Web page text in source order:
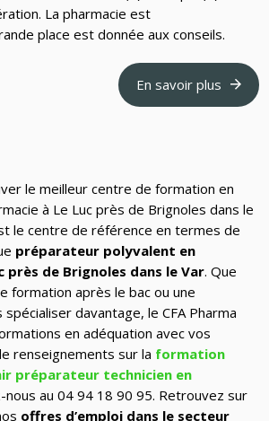
La pharmacie est
place est donnée aux conseils.
En savoir plus
le meilleur centre de formation en
à Le Luc près de Brignoles dans le
le centre de référence en termes de
préparateur polyvalent en
près de Brignoles dans le Var. Que
formation après le bac ou une
davantage, le CFA Pharma
en adéquation avec vos
renseignements sur la formation
préparateur technicien en
nous au 04 94 18 90 95. Retrouvez sur
offres d’emploi dans le secteur